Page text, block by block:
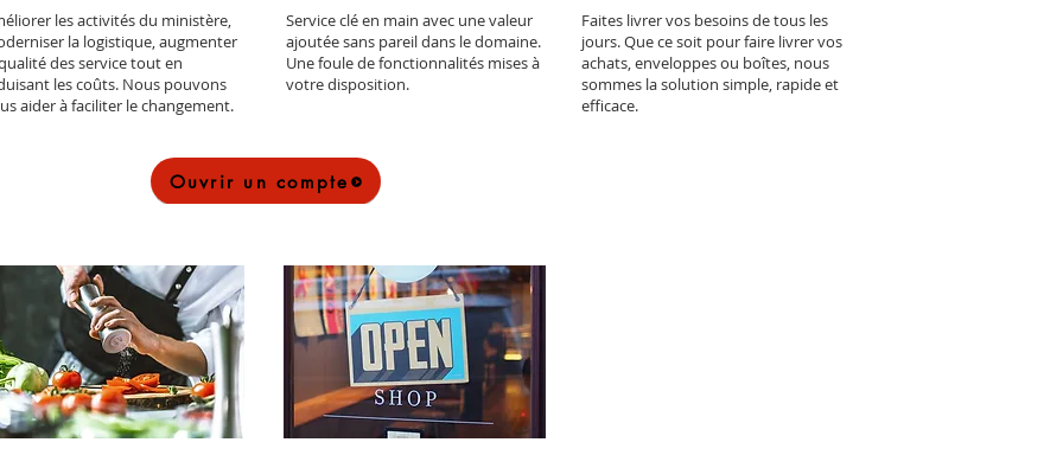
les activités du ministère,
la logistique, augmenter
des service tout en
les coûts. Nous pouvons
aider à faciliter le changement.
Service clé en main avec une valeur
ajoutée sans pareil dans le domaine.
Une foule de fonctionnalités mises à
votre disposition.
Faites livrer vos besoins de tous les
jours. Que ce soit pour faire livrer vos
achats, enveloppes ou boîtes, nous
sommes la solution simple, rapide et
efficace.
Ouvrir un compte